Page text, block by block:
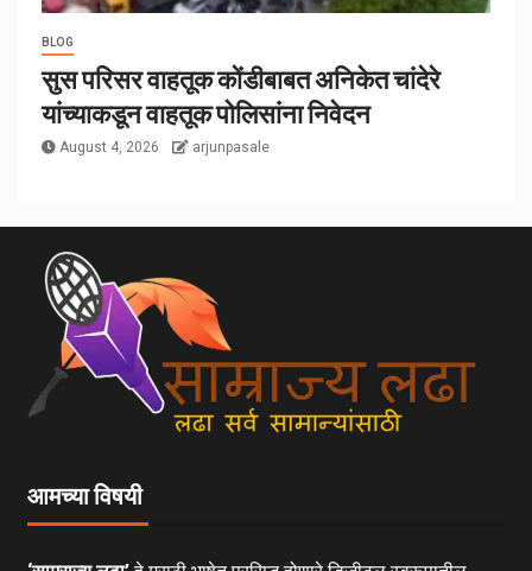
BLOG
सुस परिसर वाहतूक कोंडीबाबत अनिकेत चांदेरे
यांच्याकडून वाहतूक पोलिसांना निवेदन
August 4, 2026 arjunpasale
आमच्या विषयी